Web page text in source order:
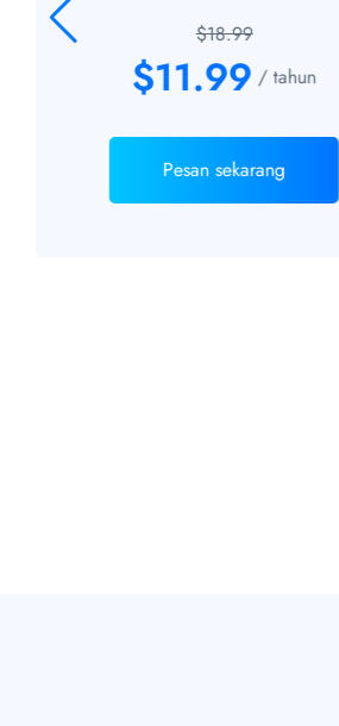
$18.99
$11.99 / tahun
Pesan sekarang